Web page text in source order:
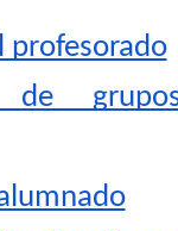
profesorado